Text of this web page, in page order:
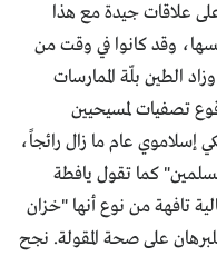
-1990) في الإبقاء على علاقات جيدة مع هذا
وقد كانوا في وقت من
الطين بلّة الممارسات
تصفيات لمسيحيين
عام ما زال رائجاً،
كما تقول يافطة
تافهة من نوع أنها "خزان
على صحة المقولة. نجح